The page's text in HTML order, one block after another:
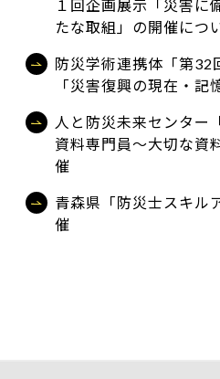
１回企画展示「災害に
たな取組」の開催につ
防災学術連携体「第32
「災害復興の現在・記
人と防災未来センター
資料専門員～大切な資
催
青森県「防災士スキル
催